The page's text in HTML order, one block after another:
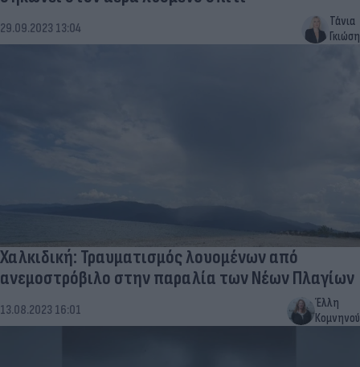
29.09.2023 13:04
Τάνια
Γκιώση
Χαλκιδική: Τραυματισμός λουομένων από
ανεμοστρόβιλο στην παραλία των Νέων Πλαγίων
13.08.2023 16:01
Έλλη
Κομνηνού